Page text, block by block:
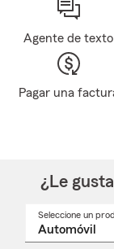
Agente de texto
Pagar una
¿Le
Seleccione un